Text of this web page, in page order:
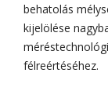
behatolás
kijelölése
félreértéséhez.